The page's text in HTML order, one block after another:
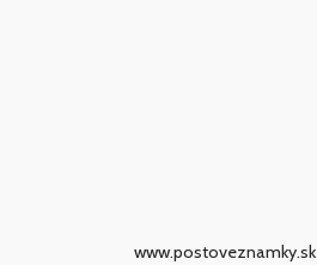
www.postoveznamky.sk